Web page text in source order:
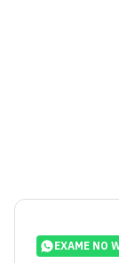
EXAME NO